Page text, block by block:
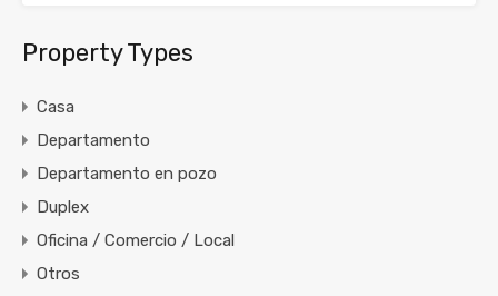
Property Types
Casa
Departamento
Departamento en pozo
Duplex
Oficina / Comercio / Local
Otros